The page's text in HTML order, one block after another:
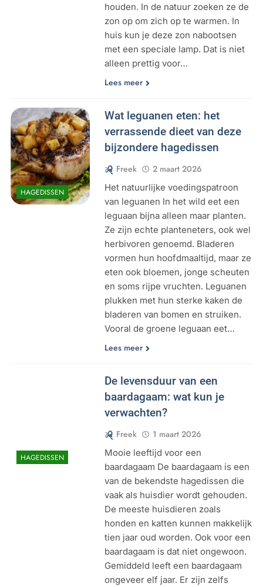
houden. In de natuur zoeken ze de
zon op om zich op te warmen. In
huis kun je deze zon nabootsen
met een speciale lamp. Dat is niet
alleen prettig voor…
Lees meer
HAGEDISSEN
Wat leguanen eten: het
verrassende dieet van deze
bijzondere hagedissen
Freek 2 maart 2026
Het natuurlijke voedingspatroon
van leguanen In het wild eet een
leguaan bijna alleen maar planten.
Ze zijn echte planteneters, ook wel
herbivoren genoemd. Bladeren
vormen hun hoofdmaaltijd, maar ze
eten ook bloemen, jonge scheuten
en soms rijpe vruchten. Leguanen
plukken met hun sterke kaken de
bladeren van bomen en struiken.
Vooral de groene leguaan eet…
Lees meer
HAGEDISSEN
De levensduur van een
baardagaam: wat kun je
verwachten?
Freek 1 maart 2026
Mooie leeftijd voor een
baardagaam De baardagaam is een
van de bekendste hagedissen die
vaak als huisdier wordt gehouden.
De meeste huisdieren zoals
honden en katten kunnen makkelijk
tien jaar oud worden. Ook voor een
baardagaam is dat niet ongewoon.
Gemiddeld leeft een baardagaam
ongeveer elf jaar. Er zijn zelfs